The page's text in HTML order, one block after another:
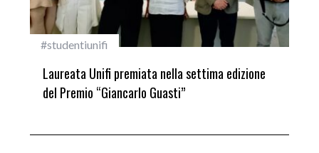
#studentiunifi
Laureata Unifi premiata nella settima edizione
del Premio “Giancarlo Guasti”